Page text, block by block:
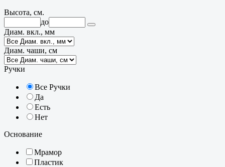
Высота, см.
до
Диам. вкл., мм
Диам. чаши, см
Ручки
Все Ручки
Да
Есть
Нет
Основание
Мрамор
Пластик